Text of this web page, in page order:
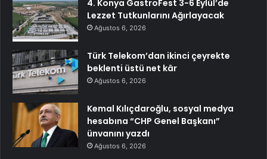
4. Konya GastroFest 3-6 Eylül’de
Lezzet Tutkunlarını Ağırlayacak
Ağustos 6, 2026
Türk Telekom’dan ikinci çeyrekte
beklenti üstü net kâr
Ağustos 6, 2026
Kemal Kılıçdaroğlu, sosyal medya
hesabına “CHP Genel Başkanı”
ünvanını yazdı
Ağustos 6, 2026